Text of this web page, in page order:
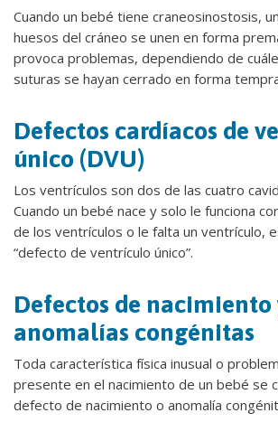
Cuando un bebé tiene craneosinostosis,
huesos del cráneo se unen en forma
provoca problemas, dependiendo de
suturas se hayan cerrado en forma
Defectos cardíacos de
único (DVU)
Los ventrículos son dos de las cuatro
Cuando un bebé nace y solo le funciona
de los ventrículos o le falta un ventrículo,
“defecto de ventrículo único”.
Defectos de nacimiento
anomalías congénitas
Toda característica física inusual o
presente en el nacimiento de un bebé se
defecto de nacimiento o anomalía